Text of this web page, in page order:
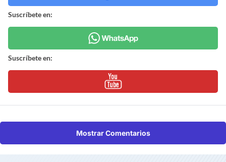
Suscríbete en:
Suscríbete en:
Mostrar Comentarios